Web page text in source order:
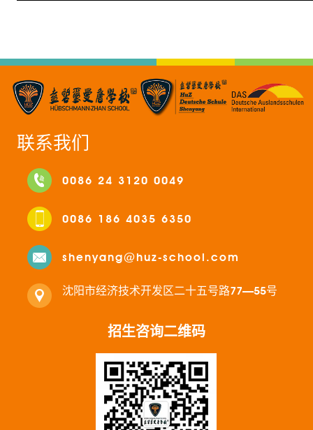
联系我们
0086 24 3120 0049
0086 186 4035 6350
shenyang@huz-school.com
沈阳市经济技术开发区二十五号路77—55号
招生咨询二维码